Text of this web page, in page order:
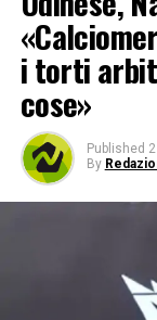
i torti
cose»
Published
By